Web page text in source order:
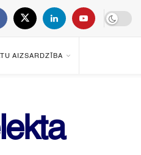
AIZSARDZĪBA